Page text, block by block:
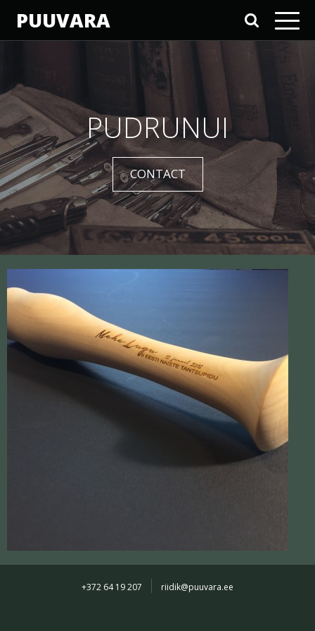
PUUVARA
PUDRUNUI
CONTACT
+372 64 19 207 riidik@puuvara.ee